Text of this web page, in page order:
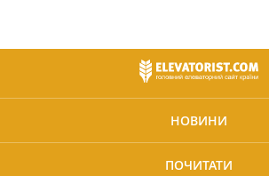
НОВИНИ
ПОЧИТАТИ